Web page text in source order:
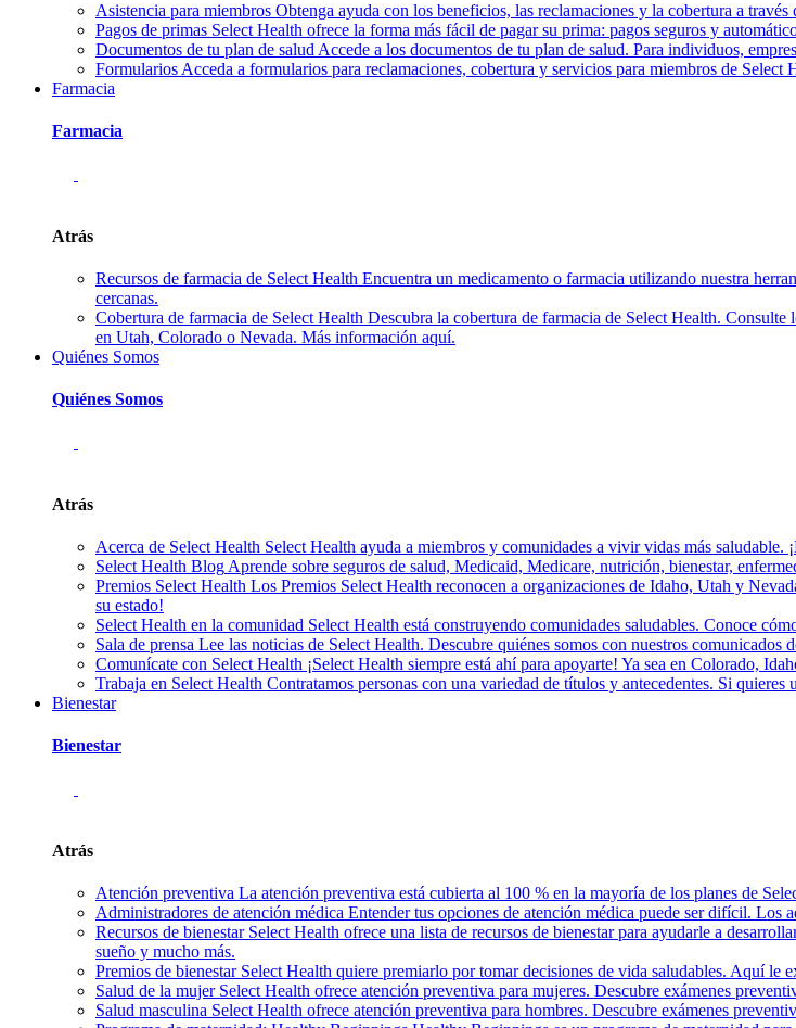
Asistencia para miembros Obtenga ayuda con los beneficios, las reclamaciones y la cobertura a
Pagos de primas Select Health ofrece la forma más fácil de pagar su prima: pagos seguros y
Documentos de tu plan de salud Accede a los documentos de tu plan de salud. Para individuos,
Formularios Acceda a formularios para reclamaciones, cobertura y servicios para miembros de Select
Farmacia
Farmacia
Atrás
Recursos de farmacia de Select Health Encuentra un medicamento o farmacia utilizando nuestra
cercanas.
Cobertura de farmacia de Select Health Descubra la cobertura de farmacia de Select Health.
en Utah, Colorado o Nevada. Más información aquí.
Quiénes Somos
Quiénes Somos
Atrás
Acerca de Select Health Select Health ayuda a miembros y comunidades a vivir vidas más
Select Health Blog Aprende sobre seguros de salud, Medicaid, Medicare, nutrición, bienestar,
Premios Select Health Los Premios Select Health reconocen a organizaciones de Idaho, Utah y
su estado!
Select Health en la comunidad Select Health está construyendo comunidades saludables. Conoce
Sala de prensa Lee las noticias de Select Health. Descubre quiénes somos con nuestros
Comunícate con Select Health ¡Select Health siempre está ahí para apoyarte! Ya sea en Colorado,
Trabaja en Select Health Contratamos personas con una variedad de títulos y antecedentes. Si
Bienestar
Bienestar
Atrás
Atención preventiva La atención preventiva está cubierta al 100 % en la mayoría de los planes de
Administradores de atención médica Entender tus opciones de atención médica puede ser difícil. Los
Recursos de bienestar Select Health ofrece una lista de recursos de bienestar para ayudarle a
sueño y mucho más.
Premios de bienestar Select Health quiere premiarlo por tomar decisiones de vida saludables. Aquí le
Salud de la mujer Select Health ofrece atención preventiva para mujeres. Descubre exámenes
Salud masculina Select Health ofrece atención preventiva para hombres. Descubre exámenes